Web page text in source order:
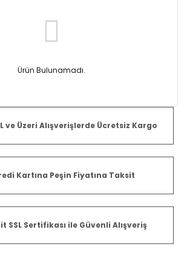
Ürün Bulunamadı.
ve Üzeri Alışverişlerde Ücretsiz Kargo
Kartına Peşin Fiyatına Taksit
SSL Sertifikası ile Güvenli Alışveriş